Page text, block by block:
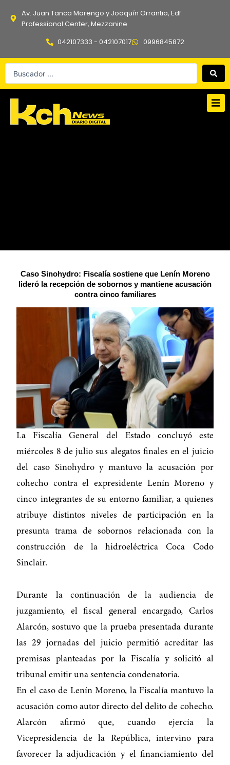
Av. Juan Tanca Marengo y Joaquín Orrantia, Edf.
Professional Center, Mezzanine.
042107333 - 042107017
0996845872
Search
Caso Sinohydro: Fiscalía sostiene que Lenín Moreno
lideró la recepción de sobornos y mantiene acusación
contra cinco familiares
La Fiscalía General del Estado concluyó este
miércoles 8 de julio sus alegatos finales en el juicio
del caso Sinohydro y mantuvo la acusación por
cohecho contra el expresidente Lenín Moreno y
cinco integrantes de su entorno familiar, a quienes
atribuye distintos niveles de participación en la
presunta trama de sobornos relacionada con la
construcción de la hidroeléctrica Coca Codo
Sinclair.
Durante la continuación de la audiencia de
juzgamiento, el fiscal general encargado, Carlos
Alarcón, sostuvo que la prueba presentada durante
las 29 jornadas del juicio permitió acreditar las
premisas planteadas por la Fiscalía y solicitó al
tribunal emitir una sentencia condenatoria.
En el caso de Lenín Moreno, la Fiscalía mantuvo la
acusación como autor directo del delito de cohecho.
Alarcón afirmó que, cuando ejercía la
Vicepresidencia de la República, intervino para
favorecer la adjudicación y el financiamiento del